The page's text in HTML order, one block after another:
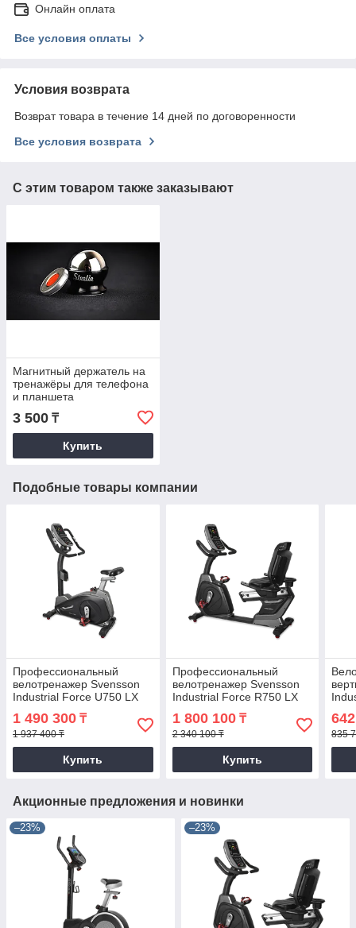
Онлайн оплата
Все условия оплаты
Условия возврата
Возврат товара в течение 14 дней по договоренности
Все условия возврата
С этим товаром также заказывают
Магнитный держатель на
тренажёры для телефона
и планшета
3 500 ₸
Купить
Подобные товары компании
Профессиональный
велотренажер Svensson
Industrial Force U750 LX
1 490 300 ₸
1 937 400 ₸
Купить
Профессиональный
велотренажер Svensson
Industrial Force R750 LX
1 800 100₸
2 340 100 ₸
Купить
835
Акционные предложения и новинки
–23% –23%